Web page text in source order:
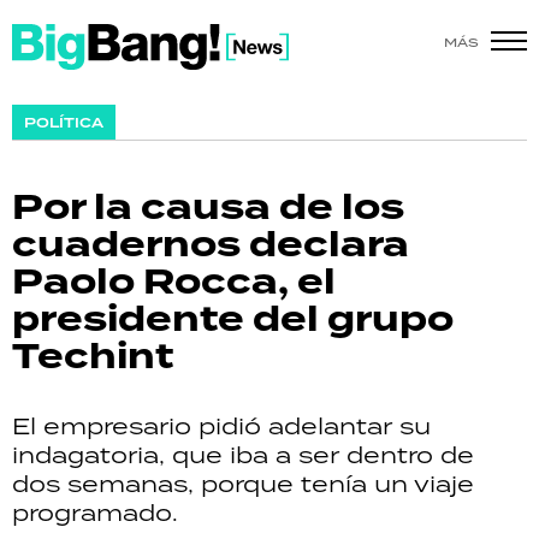
MÁS
POLÍTICA
Por la causa de los
cuadernos declara
Paolo Rocca, el
presidente del grupo
Techint
El empresario pidió adelantar su
indagatoria, que iba a ser dentro de
dos semanas, porque tenía un viaje
programado.
SHOW
ACTUALIDAD
POLICIALES
ECONOMÍA
SALUD
DEPORTES